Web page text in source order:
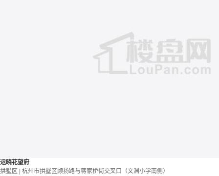
运晓花望府
拱墅区 | 杭州市拱墅区顾扬路与蒋家桥街交叉口（文渊小学南侧）